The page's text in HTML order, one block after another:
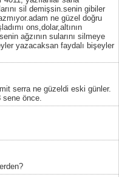
sil demişsin.senin gibiler
ne güzel doğru
ons,dolar,altının
ağzının sularını silmeye
yazacaksan faydalı bişeyler
serra ne güzeldi eski günler.
sene önce.